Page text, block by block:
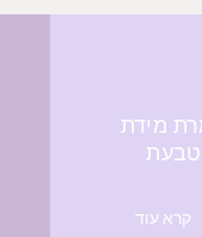
מידת
טבעת
קרא עוד